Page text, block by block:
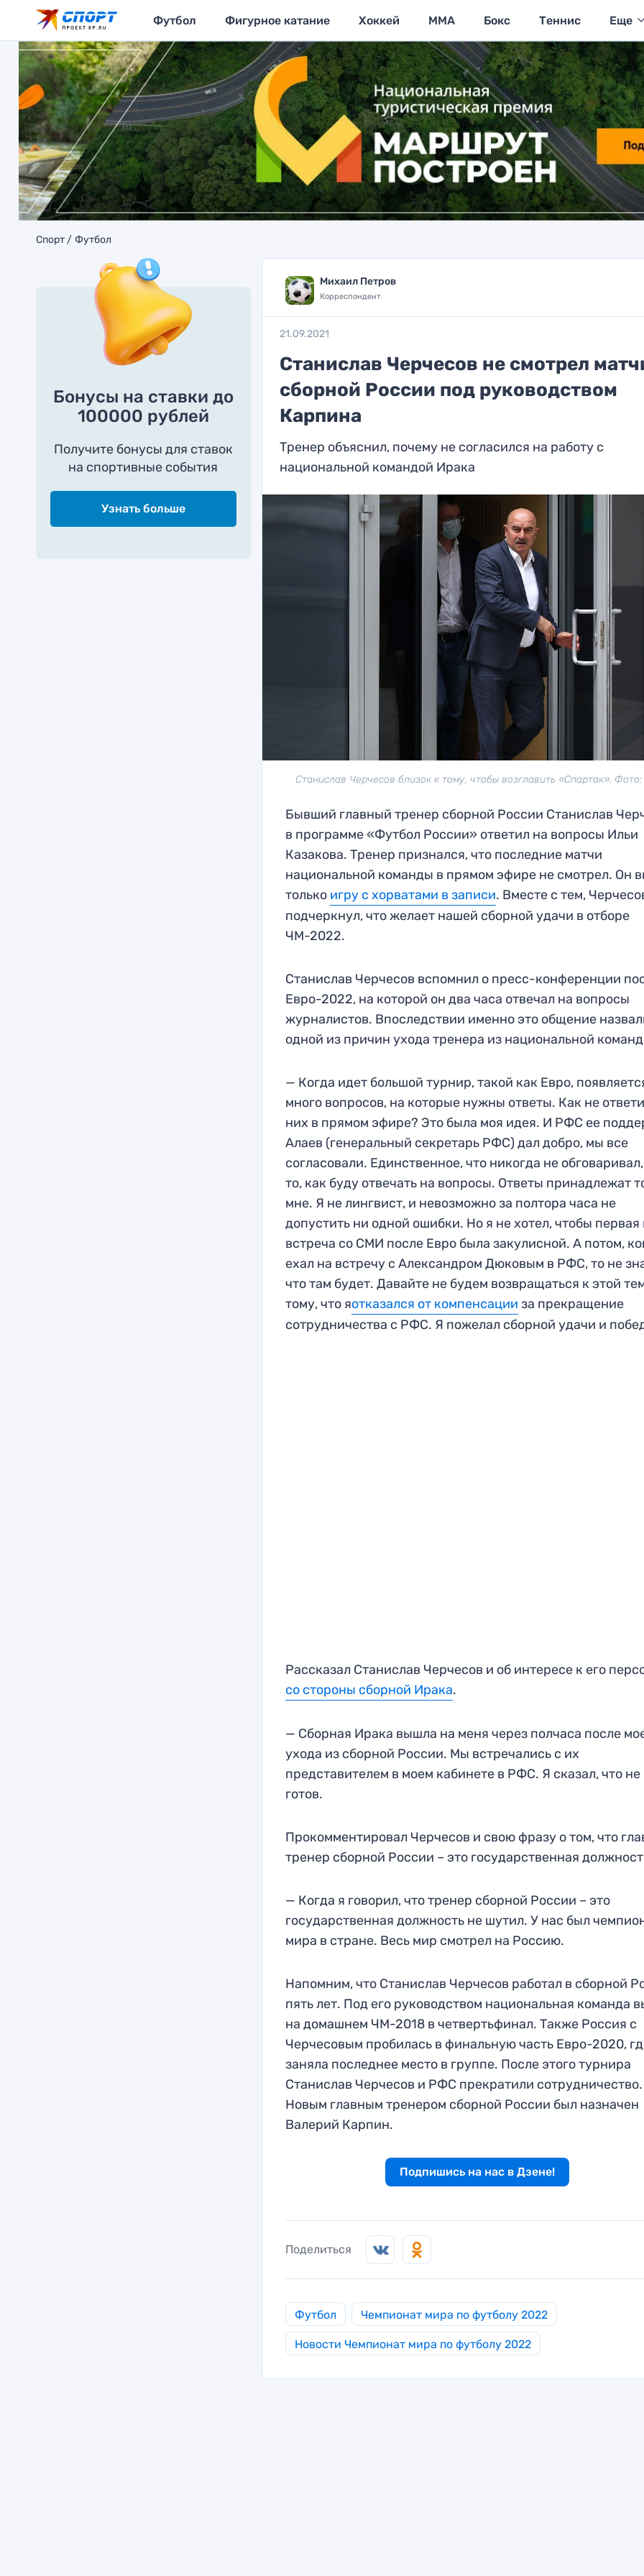
Футбол Фигурное катание Хоккей MMA Бокс Теннис Еще
Спорт Футбол
Бонусы на ставки до
100000 рублей
Получите бонусы для ставок
на спортивные события
Узнать больше
Михаил Петров
Корреспондент
21.09.2021
Станислав Черчесов не смотрел
сборной России под руководством
Карпина
Тренер объяснил, почему не согласился на работу с
национальной командой Ирака
Станислав Черчесов близок к тому, чтобы возглавить «Спартак».
Бывший главный тренер сборной России Станислав
в программе «Футбол России» ответил на вопросы Ильи
Казакова. Тренер признался, что последние матчи
национальной команды в прямом эфире не смотрел. Он
только игру с хорватами в записи. Вместе с тем,
подчеркнул, что желает нашей сборной удачи в отборе
ЧМ-2022.
Станислав Черчесов вспомнил о пресс-конференции
Евро-2022, на которой он два часа отвечал на вопросы
журналистов. Впоследствии именно это общение
одной из причин ухода тренера из национальной
— Когда идет большой турнир, такой как Евро,
много вопросов, на которые нужны ответы. Как не
них в прямом эфире? Это была моя идея. И РФС ее
Алаев (генеральный секретарь РФС) дал добро, мы все
согласовали. Единственное, что никогда не
то, как буду отвечать на вопросы. Ответы принадлежат
мне. Я не лингвист, и невозможно за полтора часа не
допустить ни одной ошибки. Но я не хотел, чтобы первая
встреча со СМИ после Евро была закулисной. А потом,
ехал на встречу с Александром Дюковым в РФС, то не
что там будет. Давайте не будем возвращаться к этой
тому, что яотказался от компенсации за прекращение
сотрудничества с РФС. Я пожелал сборной удачи и
Рассказал Станислав Черчесов и об интересе к его
со стороны сборной Ирака.
— Сборная Ирака вышла на меня через полчаса после
ухода из сборной России. Мы встречались с их
представителем в моем кабинете в РФС. Я сказал, что не
готов.
Прокомментировал Черчесов и свою фразу о том, что
тренер сборной России – это государственная
— Когда я говорил, что тренер сборной России – это
государственная должность не шутил. У нас был
мира в стране. Весь мир смотрел на Россию.
Напомним, что Станислав Черчесов работал в сборной
пять лет. Под его руководством национальная команда
на домашнем ЧМ-2018 в четвертьфинал. Также Россия с
Черчесовым пробилась в финальную часть Евро-2020,
заняла последнее место в группе. После этого турнира
Станислав Черчесов и РФС прекратили сотрудничество.
Новым главным тренером сборной России был назначен
Валерий Карпин.
Подпишись на нас в Дзене!
Поделиться
Футбол Чемпионат мира по футболу 2022
Новости Чемпионат мира по футболу 2022